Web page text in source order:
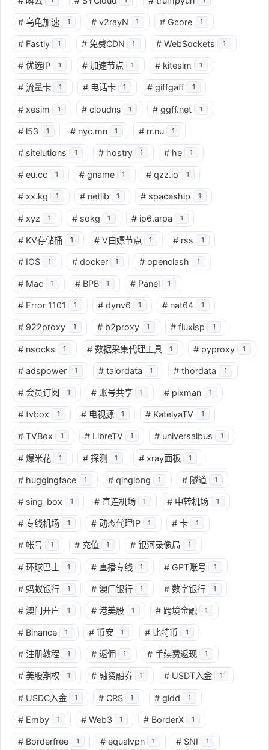
# 乌龟加速 1 # v2rayN 1 # Gcore 1
# Fastly 1 # 免费CDN 1 # WebSockets 1
# 优选IP 1 # 加速节点 1 # kitesim 1
# 流量卡 1 # 电话卡 1 # giffgaff 1
# xesim 1 # cloudns 1 # ggff.net 1
# l53 1 # nyc.mn 1 # rr.nu 1
# sitelutions 1 # hostry 1 # he 1
# eu.cc 1 # gname 1 # qzz.io 1
# xx.kg 1 # netlib 1 # spaceship 1
# xyz 1 # sokg 1 # ip6.arpa 1
# KV存储桶 1 # V白嫖节点 1 # rss 1
# IOS 1 # docker 1 # openclash 1
# Mac 1 # BPB 1 # Panel 1
# Error 1101 1 # dynv6 1 # nat64 1
# 922proxy 1 # b2proxy 1 # fluxisp 1
# nsocks 1 # 数据采集代理工具 1 # pyproxy 1
# adspower 1 # talordata 1 # thordata 1
# 会员订阅 1 # 账号共享 1 # pixman 1
# tvbox 1 # 电视源 1 # KatelyaTV 1
# TVBox 1 # LibreTV 1 # universalbus 1
# 爆米花 1 # 探测 1 # xray面板 1
# huggingface 1 # qinglong 1 # 隧道 1
# sing-box 1 # 直连机场 1 # 中转机场 1
# 专线机场 1 # 动态代理IP 1 # 卡 1
# 帐号 1 # 充值 1 # 银河录像局 1
# 环球巴士 1 # 直播专线 1 # GPT账号 1
# 蚂蚁银行 1 # 澳门银行 1 # 数字银行 1
# 澳门开户 1 # 港美股 1 # 跨境金融 1
# Binance 1 # 币安 1 # 比特币 1
# 注册教程 1 # 返佣 1 # 手续费返现 1
# 美股期权 1 # 融资融券 1 # USDT入金 1
# USDC入金 1 # CRS 1 # gidd 1
# Emby 1 # Web3 1 # BorderX 1
# Borderfree 1 # equalvpn 1 # SNI 1